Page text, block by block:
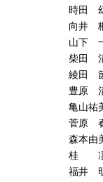
時田
向井
山下
柴田
綾田
豊原
亀山祐
菅原
森本由
桂
福井